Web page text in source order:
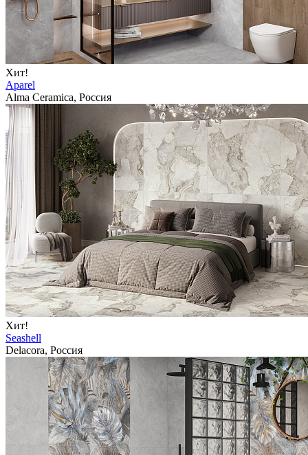
Хит!
Aparel
Alma Ceramica, Россия
Хит!
Seashell
Delacora, Россия